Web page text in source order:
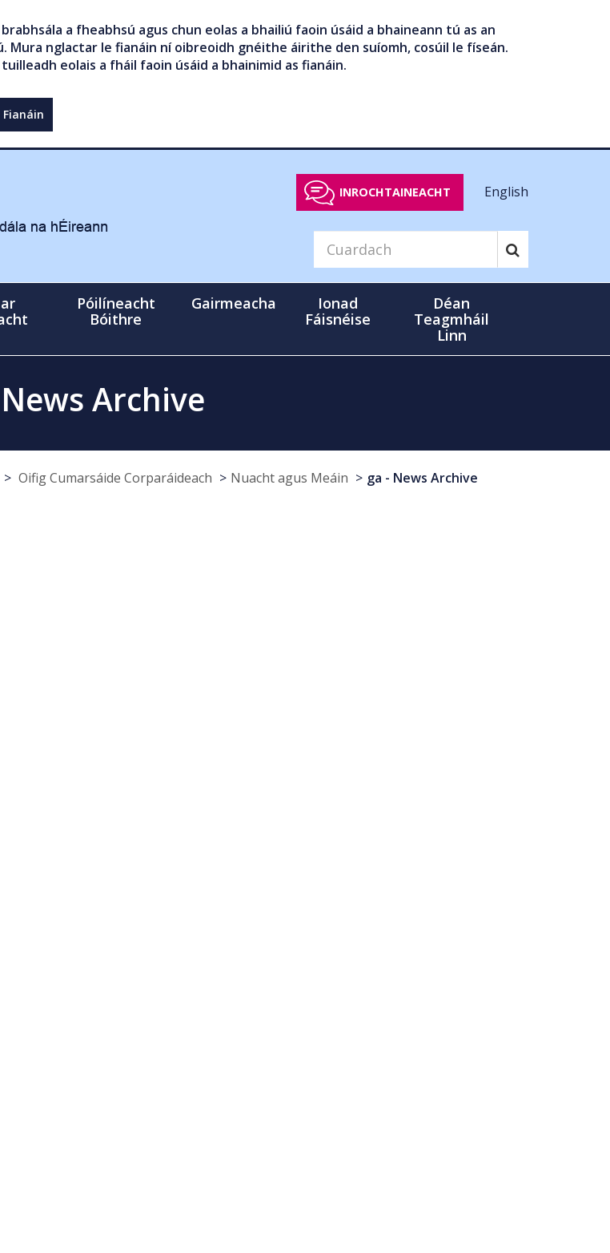
a fheabhsú agus chun eolas a bhailiú faoin úsáid a bhaineann tú as an
Mura nglactar le fianáin ní oibreoidh gnéithe áirithe den suíomh, cosúil le físeán.
eolais a fháil faoin úsáid a bhainimid as fianáin.
INROCHTAINEACHT English
Póilíneacht
Bóithre
Gairmeacha
Ionad
Fáisnéise
Déan
Teagmháil
Linn
Archive
Oifig Cumarsáide Corparáideach Nuacht agus Meáin
ga - News Archive